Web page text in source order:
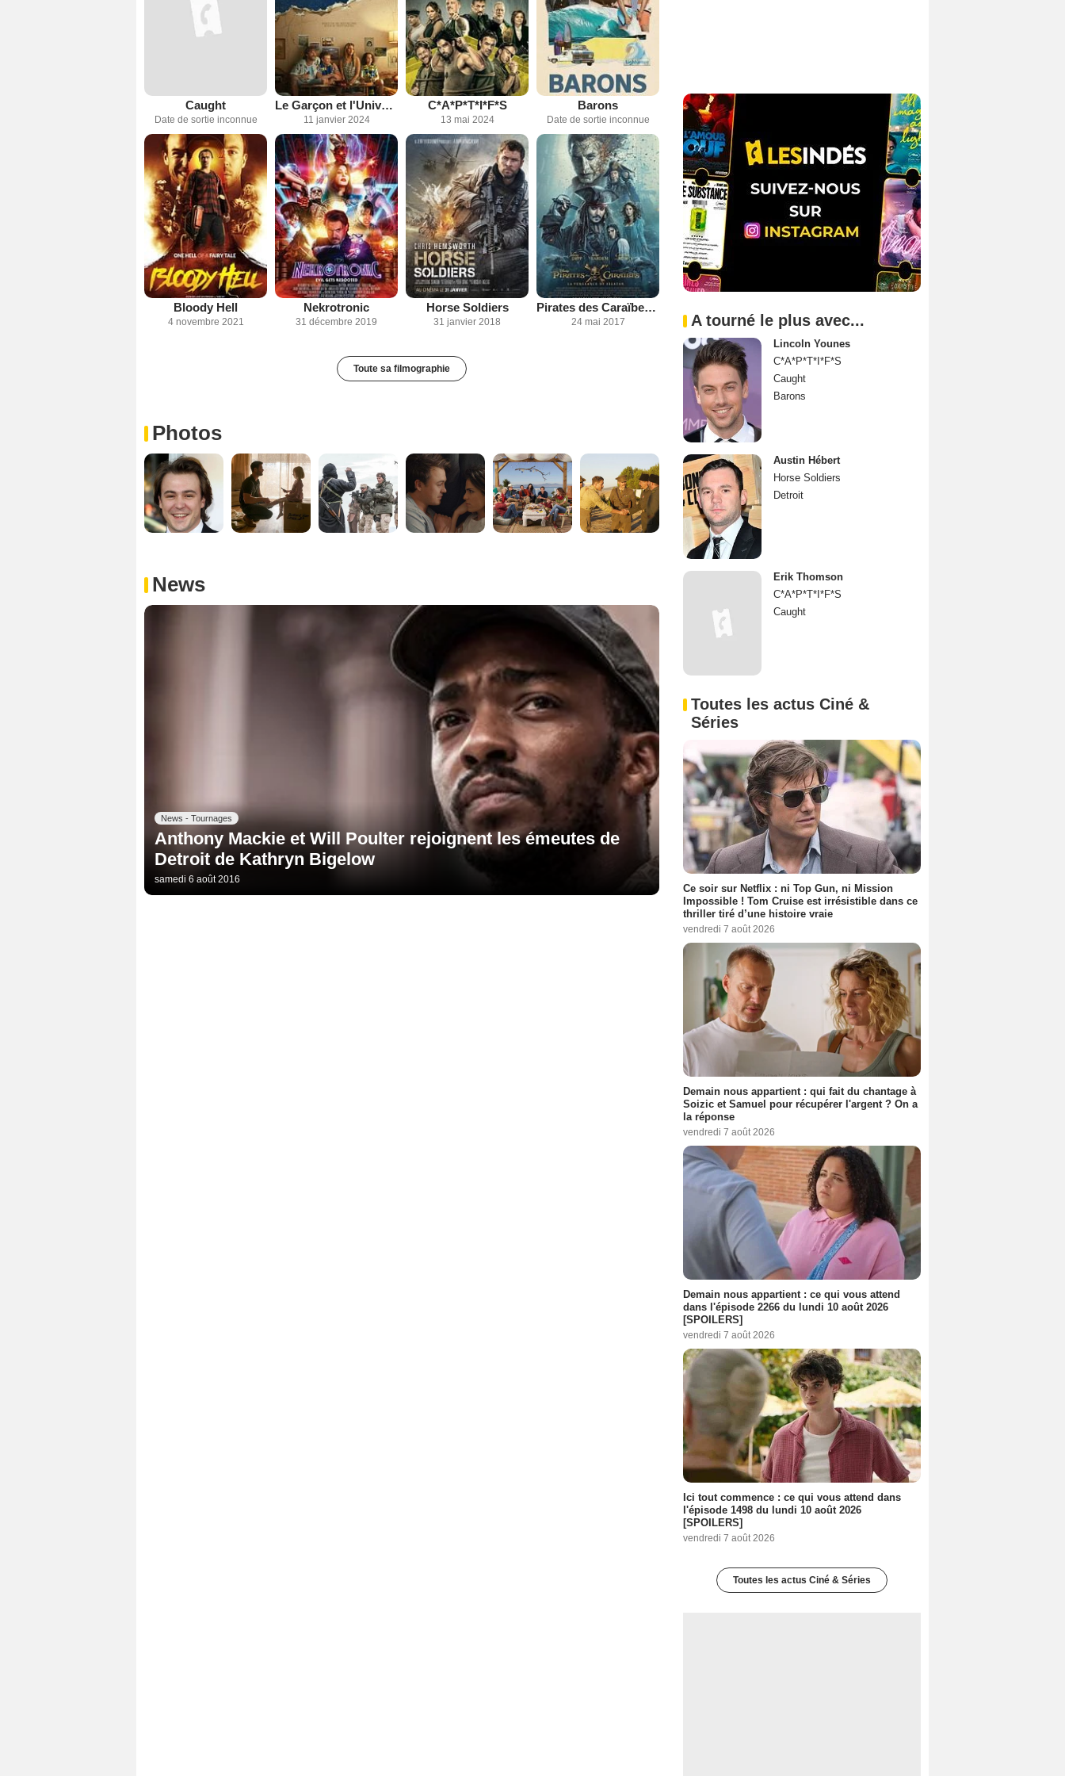
Caught
Date de sortie inconnue
Le Garçon et l'Univers
11 janvier 2024
C*A*P*T*I*F*S
13 mai 2024
Barons
Date de sortie inconnue
Bloody Hell
4 novembre 2021
Nekrotronic
31 décembre 2019
Horse Soldiers
31 janvier 2018
Pirates des Caraïbes : la Vengeance de Salazar
24 mai 2017
Toute sa filmographie
Photos
News
News - Tournages
Anthony Mackie et Will Poulter rejoignent les émeutes de
Detroit de Kathryn Bigelow
samedi 6 août 2016
A tourné le plus avec...
Lincoln Younes
C*A*P*T*I*F*S
Caught
Barons
Austin Hébert
Horse Soldiers
Detroit
Erik Thomson
C*A*P*T*I*F*S
Caught
Toutes les actus Ciné &
Séries
Ce soir sur Netflix : ni Top Gun, ni Mission
Impossible ! Tom Cruise est irrésistible dans ce
thriller tiré d’une histoire vraie
vendredi 7 août 2026
Demain nous appartient : qui fait du chantage à
Soizic et Samuel pour récupérer l'argent ? On a
la réponse
vendredi 7 août 2026
Demain nous appartient : ce qui vous attend
dans l'épisode 2266 du lundi 10 août 2026
[SPOILERS]
vendredi 7 août 2026
Ici tout commence : ce qui vous attend dans
l'épisode 1498 du lundi 10 août 2026
[SPOILERS]
vendredi 7 août 2026
Toutes les actus Ciné & Séries